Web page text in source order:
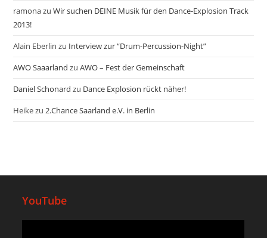
ramonazuWir suchen DEINE Musik für den Dance-Explosion Track
2013!
Alain Eberlin zu Interview zur “Drum-Percussion-Night”
AWO Saaarland zuAWO – Fest der Gemeinschaft
Daniel Schonard zu Dance Explosion rückt näher!
Heikezu2.Chance Saarland e.V. in Berlin
YouTube